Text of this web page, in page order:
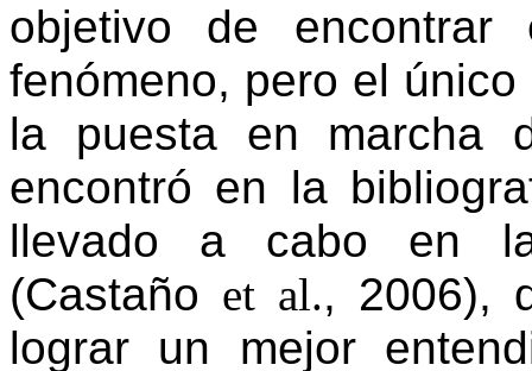
objetivo de encontrar
fenómeno, pero el
la puesta en marcha
encontró en la
llevado a cabo en
(Castaño et al., 2006),
lograr un mejor